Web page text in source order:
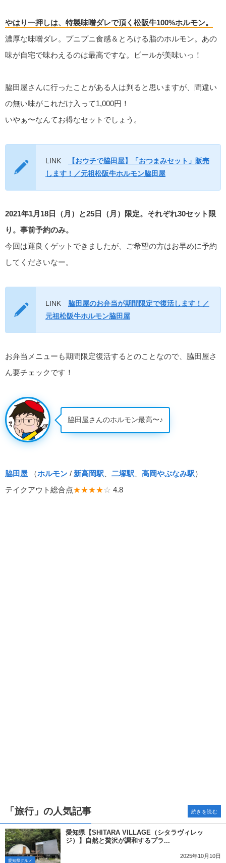
やはり一押しは、特製味噌ダレで頂く松阪牛100%ホルモン。
濃厚な味噌ダレ。プニプニ食感＆とろける脂のホルモン。あの
味が自宅で味わえるのは最高ですな。ビールが美味いっ！
脇田屋さんに行ったことがある人は判ると思いますが、間違い
の無い味がこれだけ入って1,000円！
いやぁ〜なんてお得なセットでしょう。
LINK
【おウチで脇田屋】「おつまみセット」販売
します！／元祖松阪牛ホルモン脇田屋
2021年1月18日（月）と25日（月）限定。それぞれ30セット限
り。事前予約のみ。
今回は運良くゲットできましたが、ご希望の方はお早めに予約
してくださいなー。
LINK 脇田屋のお弁当が期間限定で復活します！／
元祖松阪牛ホルモン脇田屋
お弁当メニューも期間限定復活するとのことなので、脇田屋さ
ん要チェックです！
脇田屋さんのホルモン最高〜♪
脇田屋 （ホルモン / 新高岡駅 二塚駅 高岡やぶなみ駅）
テイクアウト総合点★★★★☆ 4.8
「旅行」の人気記事
愛知県グルメ
愛知県【SHITARA VILLAGE（シタラヴィレッ
ジ）】自然と贅沢が調和するプラ...
2025年10月10日
続きを読む